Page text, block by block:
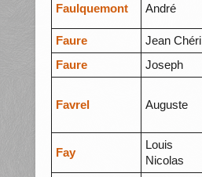
Faulquemont André
Faure Jean Chéri
Faure
Joseph
Favrel Auguste
Fay
Louis
Nicolas